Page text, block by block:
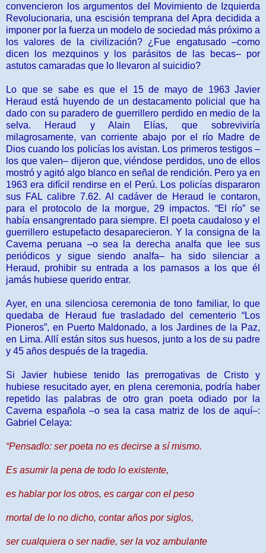
convencieron los argumentos del Movimiento de Izquierda
Revolucionaria, una escisión temprana del Apra decidida a
imponer por la fuerza un modelo de sociedad más próximo a
los valores de la civilización? ¿Fue engatusado –como
dicen los mezquinos y los parásitos de las becas– por
astutos camaradas que lo llevaron al suicidio?
Lo que se sabe es que el 15 de mayo de 1963 Javier
Heraud está huyendo de un destacamento policial que ha
dado con su paradero de guerrillero perdido en medio de la
selva. Heraud y Alain Elías, que sobreviviría
milagrosamente, van corriente abajo por el río Madre de
Dios cuando los policías los avistan. Los primeros testigos –
los que valen– dijeron que, viéndose perdidos, uno de ellos
mostró y agitó algo blanco en señal de rendición. Pero ya en
1963 era difícil rendirse en el Perú. Los policías dispararon
sus FAL calibre 7.62. Al cadáver de Heraud le contaron,
para el protocolo de la morgue, 29 impactos. “El río” se
había ensangrentado para siempre. El poeta caudaloso y el
guerrillero estupefacto desaparecieron. Y la consigna de la
Caverna peruana –o sea la derecha analfa que lee sus
periódicos y sigue siendo analfa– ha sido silenciar a
Heraud, prohibir su entrada a los parnasos a los que él
jamás hubiese querido entrar.
Ayer, en una silenciosa ceremonia de tono familiar, lo que
quedaba de Heraud fue trasladado del cementerio “Los
Pioneros”, en Puerto Maldonado, a los Jardines de la Paz,
en Lima. Allí están sitos sus huesos, junto a los de su padre
y 45 años después de la tragedia.
Si Javier hubiese tenido las prerrogativas de Cristo y
hubiese resucitado ayer, en plena ceremonia, podría haber
repetido las palabras de otro gran poeta odiado por la
Caverna española –o sea la casa matriz de los de ­aquí–:
Gabriel Celaya:
“Pensadlo: ser poeta no es decirse a sí mismo.
Es asumir la pena de todo lo existente,
es hablar por los otros, es cargar con el peso
mortal de lo no dicho, contar años por siglos,
ser cualquiera o ser nadie, ser la voz ambulante